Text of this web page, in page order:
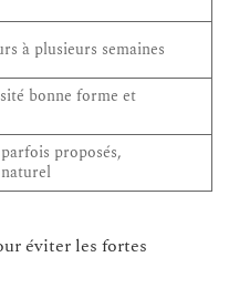
à plusieurs semaines
bonne forme et
proposés,
éviter les fortes